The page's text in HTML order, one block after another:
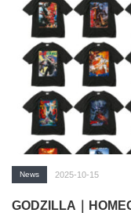
News 2025-10-15
GODZILLA｜